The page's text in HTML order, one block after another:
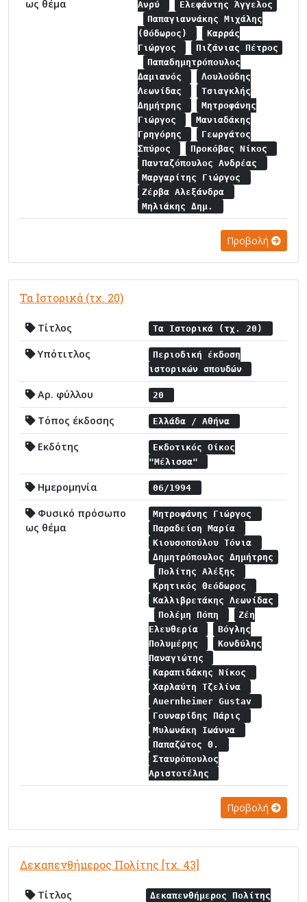
ως θέμα Ανρύ
Ελεφάντης Άγγελος
Παπαγιαννάκης Μιχάλης
(Θόδωρος)
Καρράς
Γιώργος
Πιζάνιας Πέτρος
Παπαδημητρόπουλος
Δαμιανός
Λουλούδης
Λεωνίδας
Τσιαγκλής
Δημήτρης
Μητροφάνης
Γιώργος
Μανιαδάκης
Γρηγόρης
Γεωργάτος
Σπύρος
Προκόβας Νίκος
Πανταζόπουλος Ανδρέας
Μαργαρίτης Γιώργος
Ζέρβα Αλεξάνδρα
Μηλιάκης Δημ.
Προβολή
Τα Ιστορικά (τχ. 20)
Τίτλος Τα Ιστορικά (τχ. 20)
Υπότιτλος
Περιοδική έκδοση
ιστορικών σπουδών
Αρ. φύλλου 20
Τόπος έκδοσης Ελλάδα / Αθήνα
Εκδότης
Εκδοτικός Οίκος
"Μέλισσα"
Ημερομηνία 06/1994
Φυσικό πρόσωπο
ως θέμα
Μητροφάνης Γιώργος
Παραδείση Μαρία
Κιουσοπούλου Τόνια
Δημητρόπουλος Δημήτρης
Πολίτης Αλέξης
Κρητικός Θεόδωρος
Καλλιβρετάκης Λεωνίδας
Πολέμη Πόπη
Ζέη
Ελευθερία
Βόγλης
Πολυμέρης
Κονδύλης
Παναγιώτης
Καραπιδάκης Νίκος
Χαρλαύτη Τζελίνα
Auernheimer Gustav
Γουναρίδης Πάρις
Μυλωνάκη Ιωάννα
Παπαζώτος Θ.
Σταυρόπουλος
Αριστοτέλης
Προβολή
Δεκαπενθήμερος Πολίτης [τχ. 43]
Τίτλος
Δεκαπενθήμερος Πολίτης